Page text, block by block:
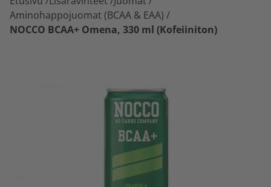
Aminohappojuomat (BCAA & EAA) /
NOCCO BCAA+ Omena, 330 ml (Kofeiiniton)